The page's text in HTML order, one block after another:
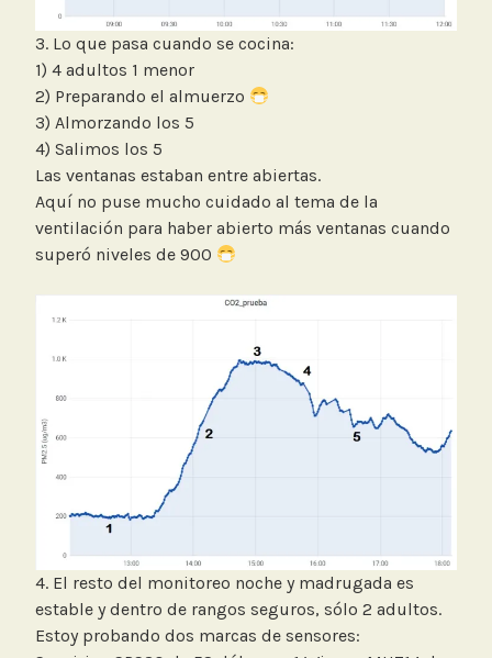
3. Lo que pasa cuando se cocina:
1) 4 adultos 1 menor
2) Preparando el almuerzo
3) Almorzando los 5
4) Salimos los 5
Las ventanas estaban entre abiertas.
Aquí no puse mucho cuidado al tema de la
ventilación para haber abierto más ventanas cuando
superó niveles de 900
4. El resto del monitoreo noche y madrugada es
estable y dentro de rangos seguros, sólo 2 adultos.
Estoy probando dos marcas de sensores: